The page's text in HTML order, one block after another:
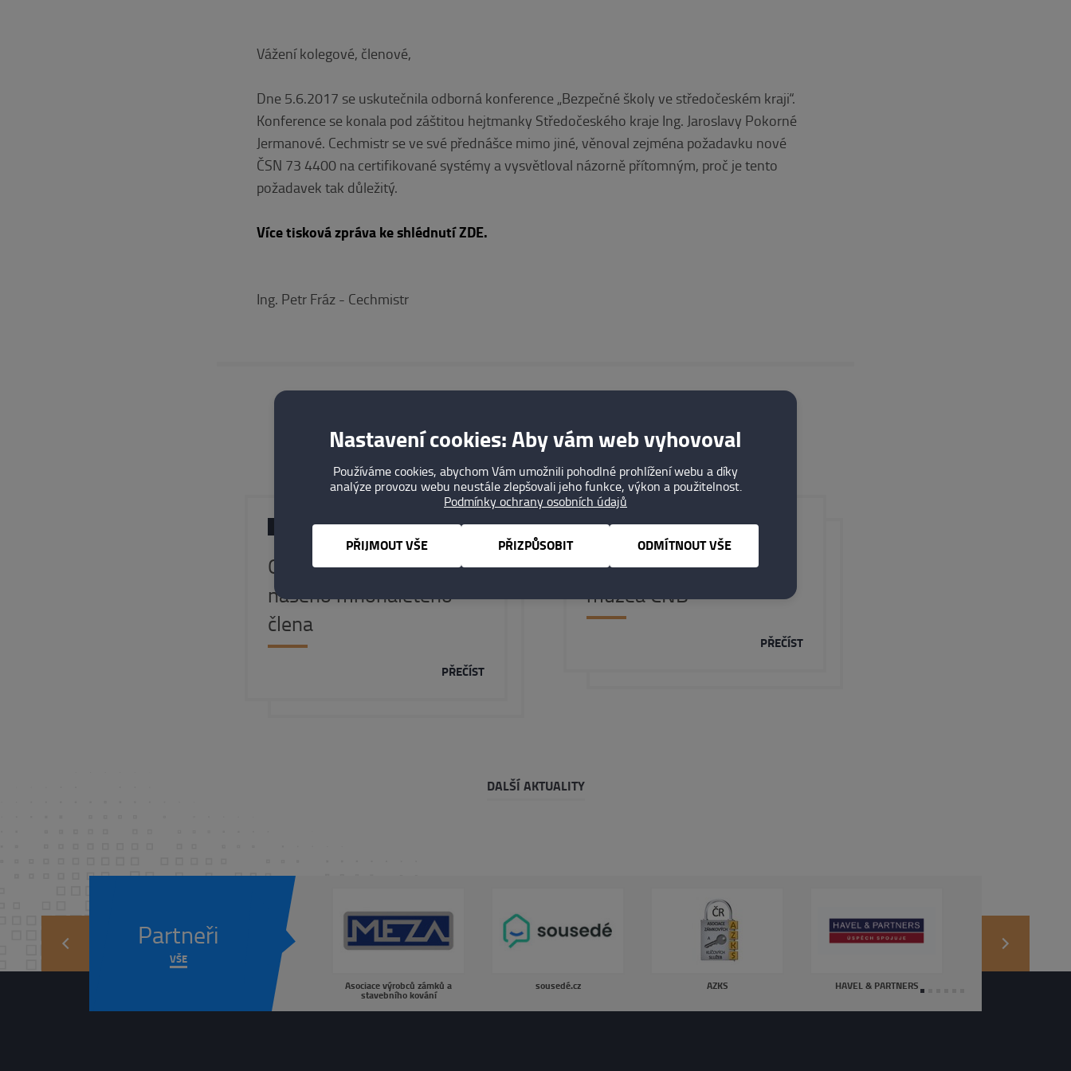
Vážení kolegové, členové,
Dne 5.6.2017 se uskutečnila odborná konference „Bezpečné školy ve středočeském kraji“.
Konference se konala pod záštitou hejtmanky Středočeského kraje Ing. Jaroslavy Pokorné
Jermanové. Cechmistr se ve své přednášce mimo jiné, věnoval zejména požadavku nové
ČSN 73 4400 na certifikované systémy a vysvětloval názorně přítomným, proč je tento
požadavek tak důležitý.
Více tisková zpráva ke shlédnutí ZDE.
Ing. Petr Fráz - Cechmistr
Kam dále
27. 07. 2026
Oznámení o úmrtí
našeho mnohaletého
člena
PŘEČÍST
07. 07. 2026
Pozvánka na prohlídku
muzea ČNB
PŘEČÍST
DALŠÍ AKTUALITY
Partneři
VŠE
Asociace výrobců zámků a
stavebního kování
sousedé.cz AZKS HAVEL & PARTNERS
prev next
Nastavení cookies: Aby vám web vyhovoval
Používáme cookies, abychom Vám umožnili pohodlné prohlížení webu a díky
analýze provozu webu neustále zlepšovali jeho funkce, výkon a použitelnost.
Podmínky ochrany osobních údajů
PŘIZPŮSOBIT ODMÍTNOUT VŠE
PŘIJMOUT VŠE